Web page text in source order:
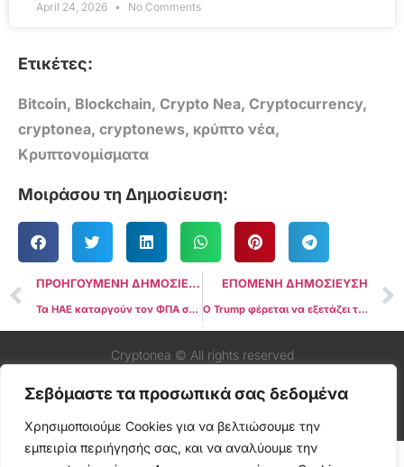
Σεβόμαστε τα προσωπικά σας δεδομένα
Χρησιμοποιούμε Cookies για να βελτιώσουμε την
εμπειρία περιήγησής σας, και να αναλύουμε την
April 24, 2026 No Comments
Ετικέτες:
Bitcoin, Blockchain, Crypto Nea, Cryptocurrency,
cryptonea, cryptonews, κρύπτο νέα,
Κρυπτονομίσματα
Μοιράσου τη Δημοσίευση:
ΠΡΟΗΓΟΥΜΕΝΗ ΔΗΜΟΣΙΕΥΣΗ
Τα ΗΑΕ καταργούν τον ΦΠΑ στις μεταφορές και τις μετατροπές κρυπτονομισμάτων
ΕΠΟΜΕΝΗ ΔΗΜΟΣΙΕΥΣΗ
Ο Trump φέρεται να εξετάζει το στέλεχος της Robinhood για τον κορυφαίο ρόλο της SEC
Cryptonea © All rights reserved